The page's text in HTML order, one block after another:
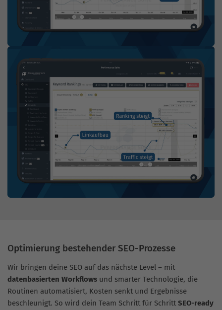
Optimierung bestehender SEO-Prozesse
Wir bringen deine SEO auf das nächste Level – mit
datenbasierten Workflows und smarter Technologie, die
Routinen automatisiert, Kosten senkt und Ergebnisse
beschleunigt. So wird dein Team Schritt für Schritt SEO-ready